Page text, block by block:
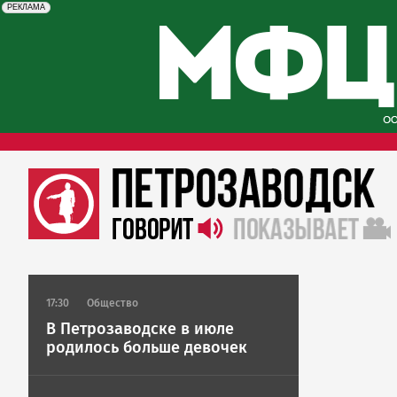
erid: 2SDnjcySKKc
РЕКЛАМА
Реклама
17:30 Общество
В Петрозаводске в июле
родилось больше девочек